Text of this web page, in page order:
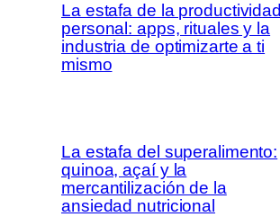
La estafa de la productividad
personal: apps, rituales y la
industria de optimizarte a ti
mismo
La estafa del superalimento:
quinoa, açaí y la
mercantilización de la
ansiedad nutricional